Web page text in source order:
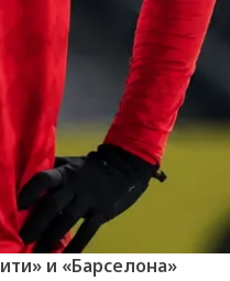
и «Барселона»